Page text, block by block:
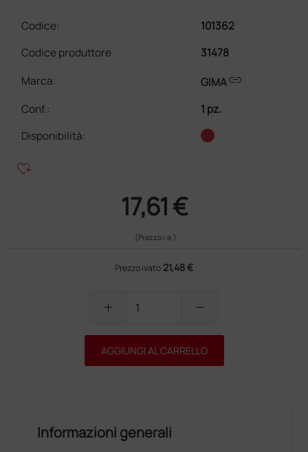
Codice:
101362
Codice produttore
31478
Marca:
GIMAlink
Conf.:
1 pz.
Disponibilità:
heart_plus
17,61 €
(Prezzo i.e.)
Prezzo ivato 21,48 €
add remove
AGGIUNGI AL CARRELLO
Informazioni generali